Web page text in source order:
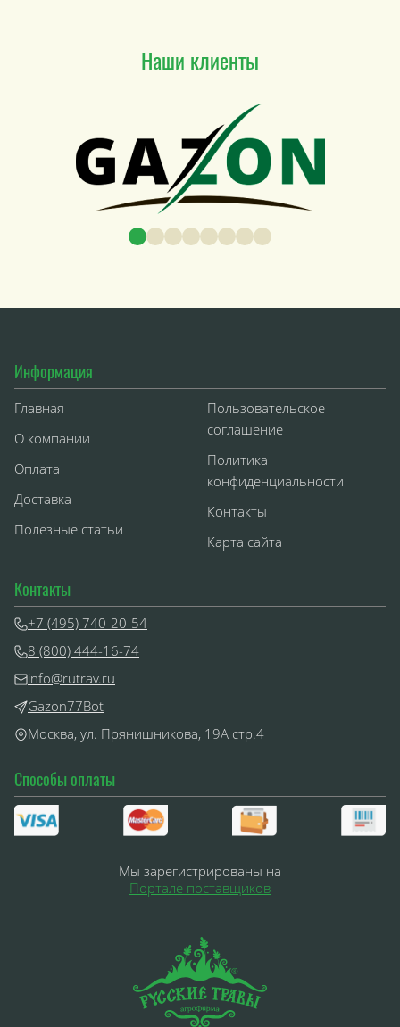
Наши клиенты
Информация
Главная
О компании
Оплата
Доставка
Полезные статьи
Пользовательское
соглашение
Политика
конфиденциальности
Контакты
Карта сайта
Способы оплаты
Мы зарегистрированы на
Портале поставщиков
Контакты
+7 (495) 740-20-54
8 (800) 444-16-74
info@rutrav.ru
Gazon77Bot
Москва, ул. Прянишникова, 19А стр.4